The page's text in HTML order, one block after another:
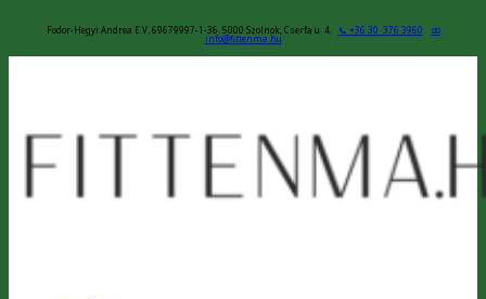
Fodor-Hegyi Andrea E.V. 69679997-1-36. 5000 Szolnok, Cserfa u. 4. 📞 +36 30 376 3960 📧
info@fittenma.hu